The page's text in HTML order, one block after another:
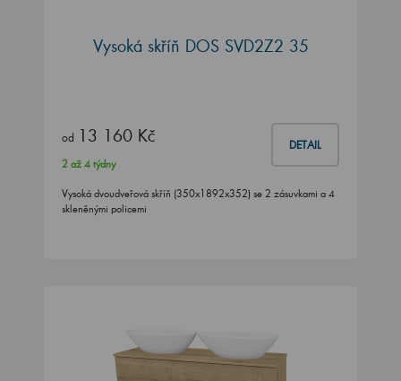
Vysoká skříň DOS SVD2Z2 35
od 13 160 Kč DETAIL
2 až 4 týdny
Vysoká dvoudveřová skříň (350x1892x352) se 2 zásuvkami a 4
skleněnými policemi